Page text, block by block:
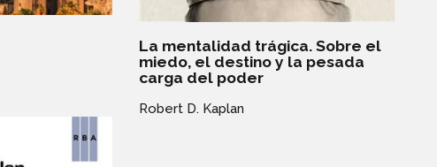
La mentalidad trágica. Sobre el
miedo, el destino y la pesada
carga del poder
Robert D. Kaplan